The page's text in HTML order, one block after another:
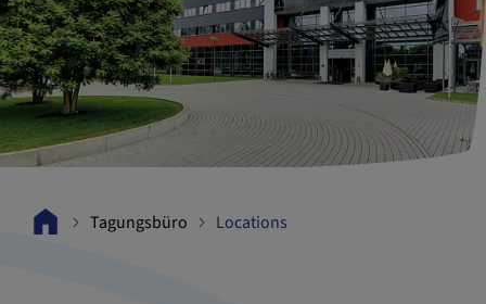
Locations
Tagungsbüro